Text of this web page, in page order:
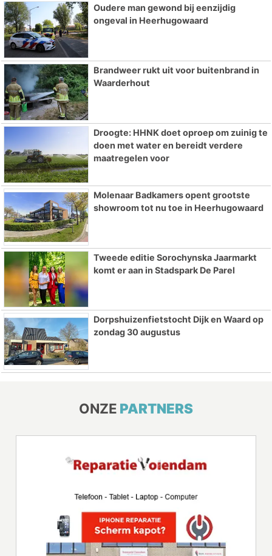
Oudere man gewond bij eenzijdig
ongeval in Heerhugowaard
Brandweer rukt uit voor buitenbrand in
Waarderhout
Droogte: HHNK doet oproep om zuinig te
doen met water en bereidt verdere
maatregelen voor
Molenaar Badkamers opent grootste
showroom tot nu toe in Heerhugowaard
Tweede editie Sorochynska Jaarmarkt
komt er aan in Stadspark De Parel
Dorpshuizenfietstocht Dijk en Waard op
zondag 30 augustus
ONZE PARTNERS